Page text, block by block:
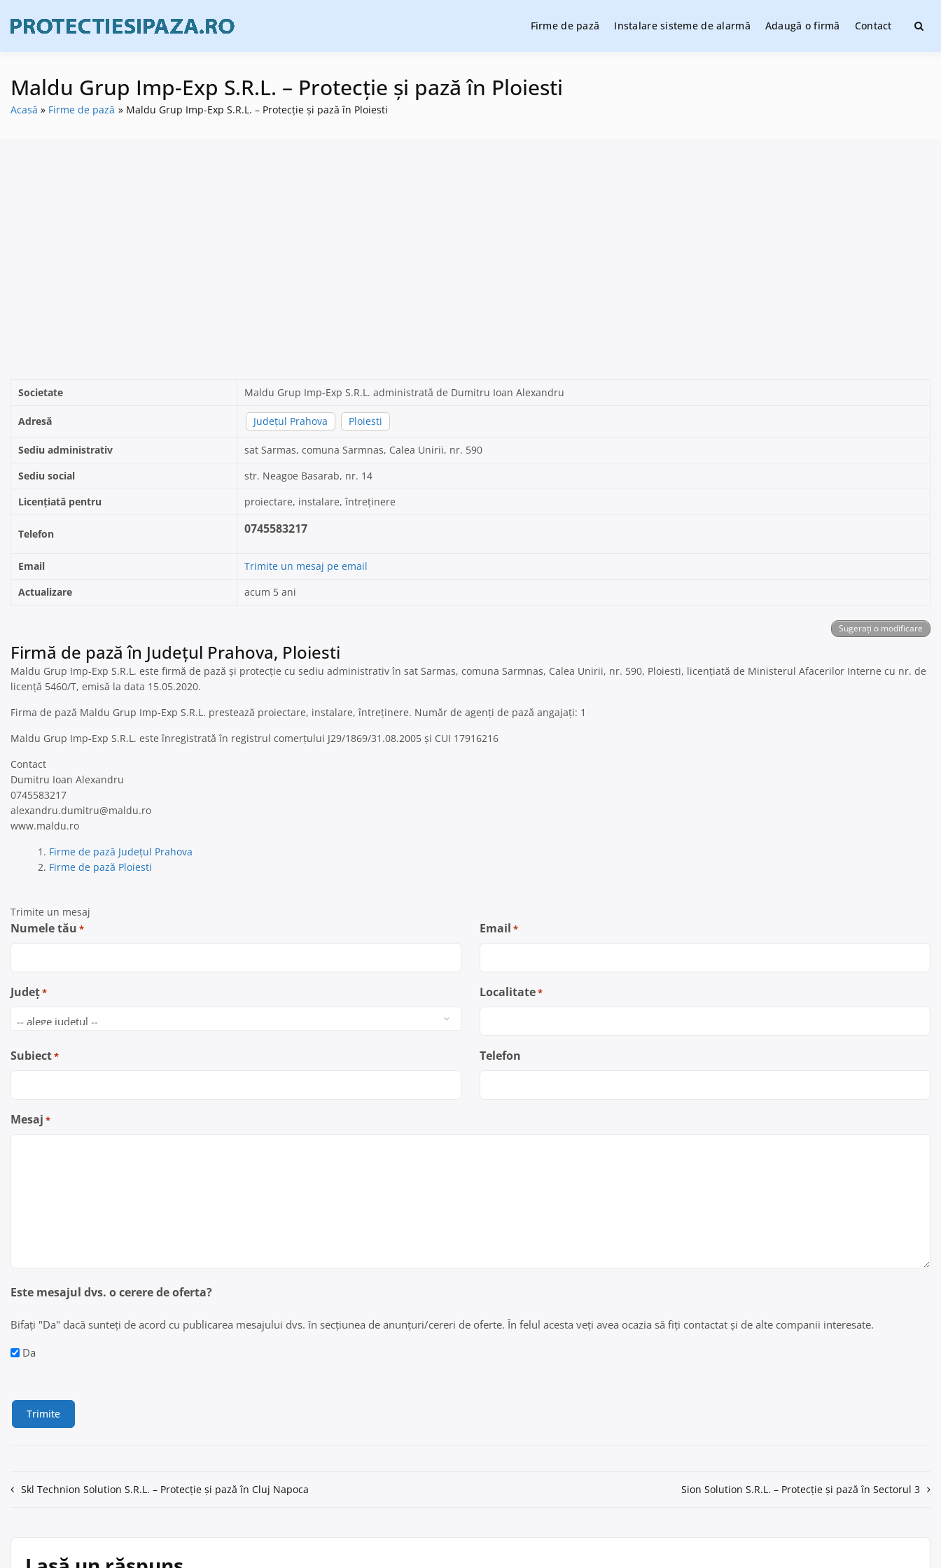
content
Firme de protecție și pază, instalare sisteme de alarmare și evaluatori de securitate
Firme de pază Instalare sisteme de alarmă Adaugă o firmă Contact
Maldu Grup Imp-Exp S.R.L. – Protecție și pază în Ploiesti
Acasă Firme de pază Maldu Grup Imp-Exp S.R.L. – Protecție și pază în Ploiesti
Societate Maldu Grup Imp-Exp S.R.L. administrată de Dumitru Ioan Alexandru
Adresă Județul Prahova Ploiesti
Sediu administrativ
sat Sarmas, comuna Sarmnas, Calea Unirii, nr. 590
Sediu social
str. Neagoe Basarab, nr. 14
Licențiată pentru
proiectare, instalare, întreținere
Telefon 0745583217
Email
Trimite un mesaj pe email
Actualizare
acum 5 ani
Sugerați o modificare
Firmă de pază în Județul Prahova, Ploiesti
Maldu Grup Imp-Exp S.R.L. este firmă de pază și protecție cu sediu administrativ în sat Sarmas, comuna Sarmnas, Calea Unirii, nr. 590, Ploiesti, licențiată de Ministerul Afacerilor Interne cu nr. de
licență 5460/T, emisă la data 15.05.2020.
Firma de pază Maldu Grup Imp-Exp S.R.L. prestează proiectare, instalare, întreținere. Număr de agenți de pază angajați: 1
Maldu Grup Imp-Exp S.R.L. este înregistrată în registrul comerțului J29/1869/31.08.2005 și CUI 17916216
Contact
Dumitru Ioan Alexandru
0745583217
alexandru.dumitru@maldu.ro
www.maldu.ro
Firme de pază Județul Prahova
Firme de pază Ploiesti
Trimite un mesaj
Numele tău * Email *
Județ* Localitate*
Subiect* Telefon
Mesaj *
Este mesajul dvs. o cerere de oferta?
Bifați "Da" dacă sunteți de acord cu publicarea mesajului dvs. în secțiunea de anunțuri/cereri de oferte. În felul acesta veți avea ocazia să fiți contactat și de alte companii interesate.
Da
Navigare
Skl Technion Solution S.R.L. – Protecție și pază în Cluj Napoca Sion Solution S.R.L. – Protecție și pază în Sectorul 3